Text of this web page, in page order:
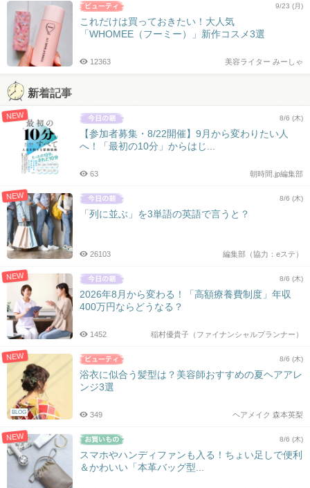
9/23 (月)
これだけは買っておきたい！大人気
「WHOMEE（フーミー）」新作コスメ3選
美容ライター みーしゃ
12363
新着記事
NEW 8/6 (木)
【参加者募集・8/22開催】9月から変わりたい人
へ！「最初の10分」からはじ...
朝時間.jp編集部
63
NEW 8/6 (木)
「列に並ぶ」を3単語の英語で言うと？
編集部（協力：eステ）
26103
NEW 8/6 (木)
2026年8月から変わる！「高額療養費制度」年収
400万円ならどうなる？
稲村優貴子（ファイナンシャルプランナー）
1452
NEW
BLOG
8/6 (木)
浴衣に似合う髪型は？美容師おすすめの夏ヘアアレ
ンジ3選
ヘアメイク 森本英梨
349
NEW 8/6 (木)
スマホやハンディファンも入る！ちょい足しで便利
＆かわいい「本革バッグ型...